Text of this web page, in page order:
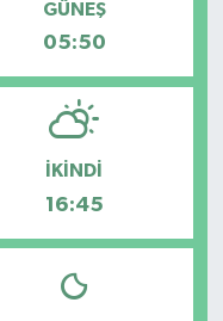
GÜNEŞ
05:50
İKINDI
16:45